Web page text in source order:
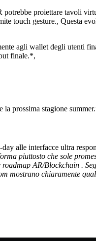
proiettare tavoli
touch gesture., Questa
agli wallet degli utenti
finale.*,
prossima stagione
alle interfacce ultra
piuttosto che sole
AR/Blockchain .
mostrano chiaramente